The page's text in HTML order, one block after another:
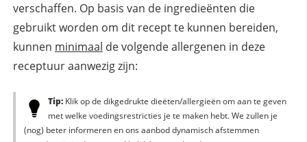
verschaffen. Op basis van de ingredieënten die
gebruikt worden om dit recept te kunnen bereiden,
kunnen minimaal de volgende allergenen in deze
receptuur aanwezig zijn:
Tip:Klik op de dikgedrukte dieëten/allergieën om aan te geven
met welke voedingsrestricties je te maken hebt. We zullen je
(nog) beter informeren en ons aanbod dynamisch afstemmen